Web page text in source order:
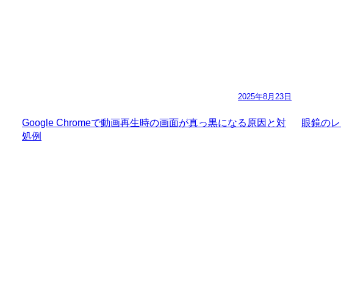
2025年8月23日
Google Chromeで動画再生時の画面が真っ黒になる原因と対
処例
眼鏡の